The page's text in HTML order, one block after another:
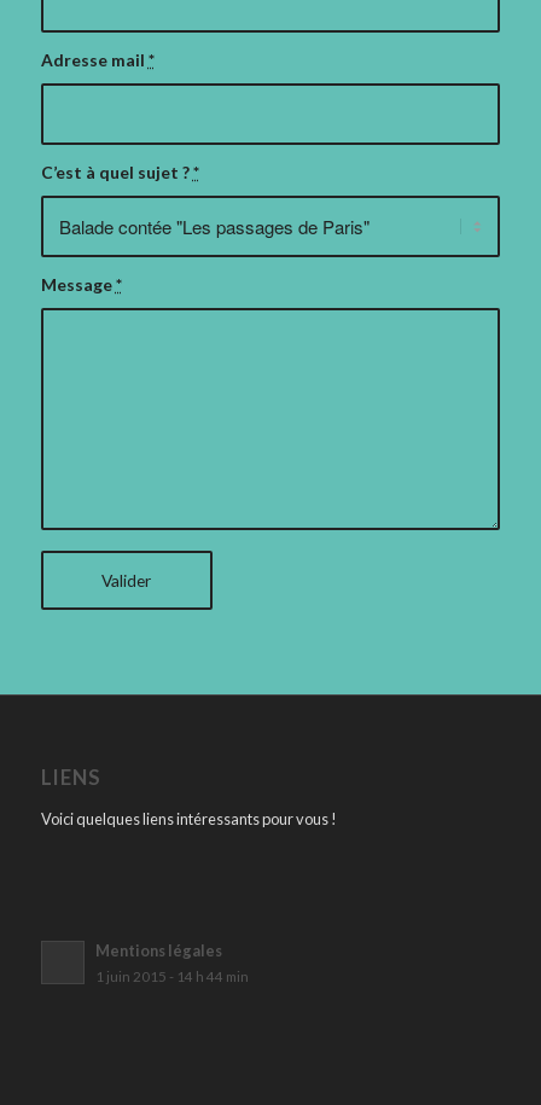
Adresse mail *
C’est à quel sujet ?*
Message*
LIENS
Voici quelques liens intéressants pour vous !
Mentions légales
1 juin 2015 - 14 h 44 min